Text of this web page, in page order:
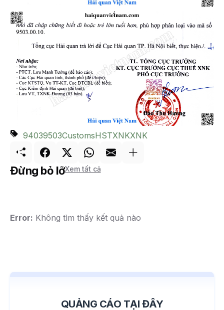
94039503CustomsHSTXNKXNK
Đừng bỏ lỡXem tất cả
Error: Không tìm thấy kết quả nào
QUẢNG CÁO TẠI ĐÂY